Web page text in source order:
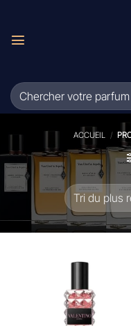
contenu
Recherche
pour :
ACCUEIL /